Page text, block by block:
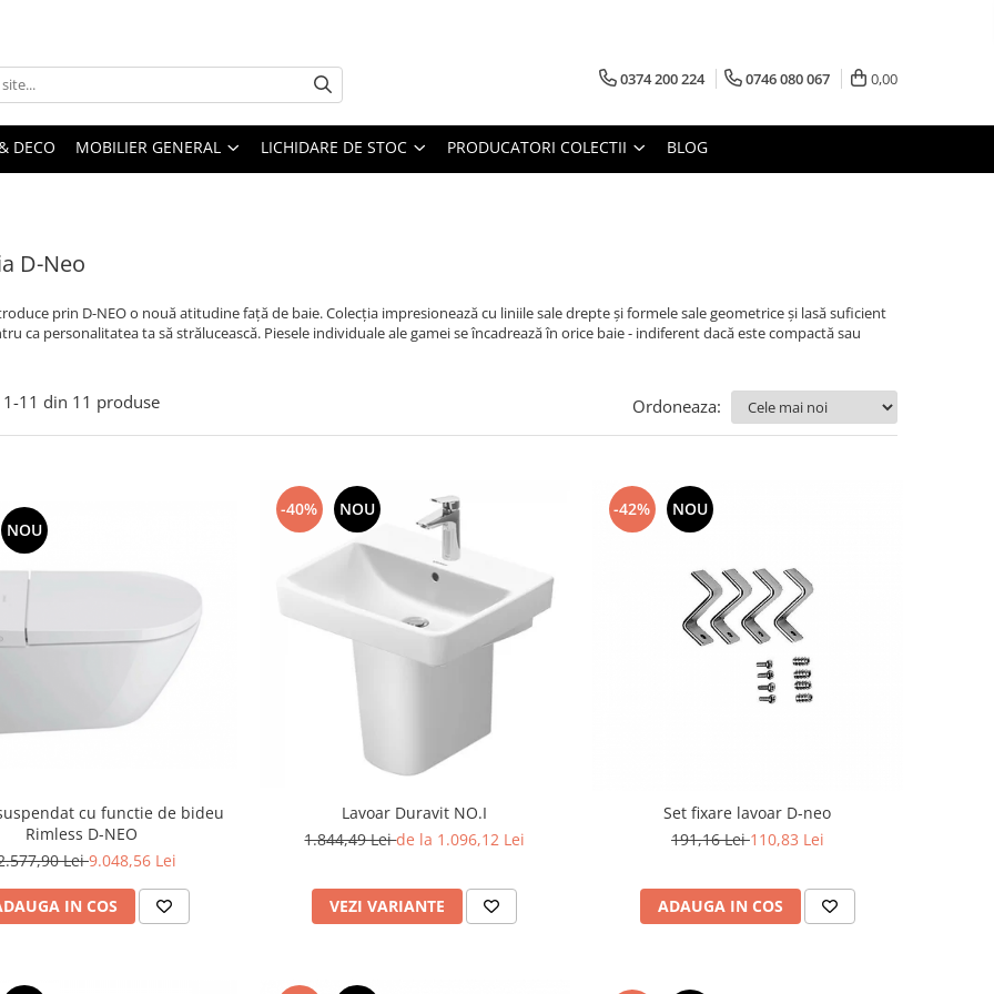
0374 200 224 0746 080 067 0,00
DECO MOBILIER GENERAL LICHIDARE DE STOC PRODUCATORI COLECTII BLOG
D-Neo
prin D-NEO o nouă atitudine față de baie. Colecția impresionează cu liniile sale drepte și formele sale geometrice și lasă suficient
ca personalitatea ta să strălucească. Piesele individuale ale gamei se încadrează în orice baie - indiferent dacă este compactă sau
1-11 din 11 produse Ordoneaza:
NOU
cu functie de bideu
Rimless D-NEO
Lei9.048,56 Lei
IN COS
-40% NOU
Lavoar Duravit NO.I
1.844,49 Leide la 1.096,12 Lei
VEZI VARIANTE
-42% NOU
Set fixare lavoar D-neo
191,16 Lei110,83 Lei
ADAUGA IN COS